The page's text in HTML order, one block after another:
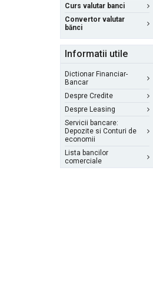
Curs valutar banci
Convertor valutar
bănci
Informatii utile
Dictionar Financiar-
Bancar
Despre Credite
Despre Leasing
Servicii bancare:
Depozite si Conturi de
economii
Lista bancilor
comerciale